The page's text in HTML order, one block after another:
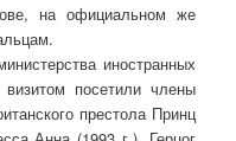
на официальном же
иностранных
посетили члены
престола Принц